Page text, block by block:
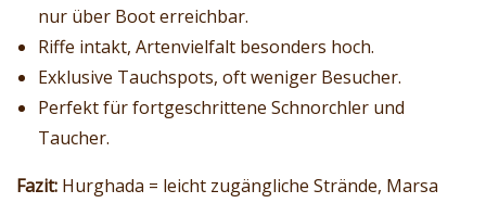
nur über Boot erreichbar.
Riffe intakt, Artenvielfalt besonders hoch.
Exklusive Tauchspots, oft weniger Besucher.
Perfekt für fortgeschrittene Schnorchler und
Taucher.
Fazit: Hurghada = leicht zugängliche Strände, Marsa